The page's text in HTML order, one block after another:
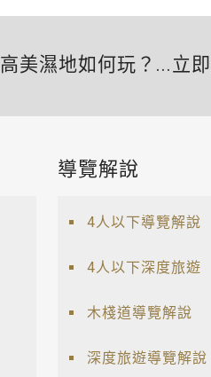
高美濕地如何玩？...立
導覽解說
4人以下導覽解說
4人以下深度旅遊
木棧道導覽解說
深度旅遊導覽解說